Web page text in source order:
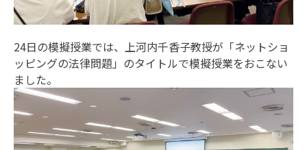
24日の模擬授業では、上河内千香子教授が「ネットショ
ッピングの法律問題」のタイトルで模擬授業をおこない
ました。